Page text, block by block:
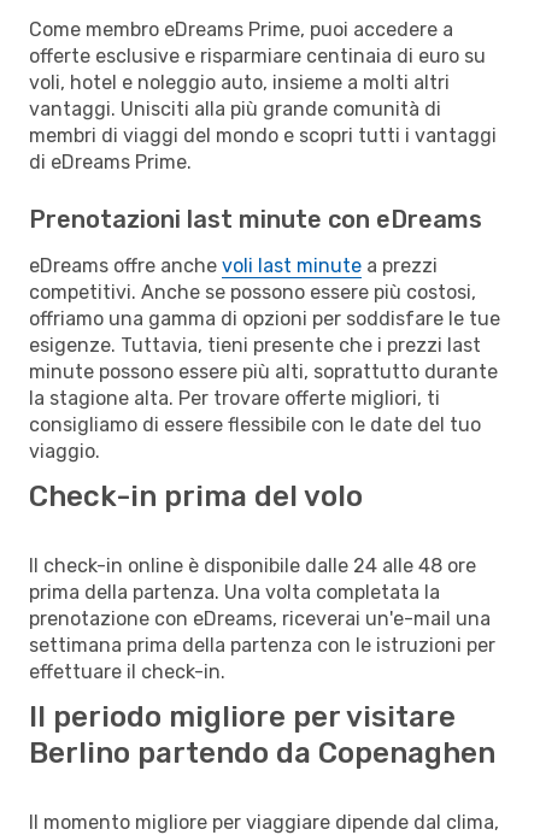
Come membro eDreams Prime, puoi accedere a
offerte esclusive e risparmiare centinaia di euro su
voli, hotel e noleggio auto, insieme a molti altri
vantaggi. Unisciti alla più grande comunità di
membri di viaggi del mondo e scopri tutti i vantaggi
di eDreams Prime.
Prenotazioni last minute con eDreams
eDreams offre anche voli last minute a prezzi
competitivi. Anche se possono essere più costosi,
offriamo una gamma di opzioni per soddisfare le tue
esigenze. Tuttavia, tieni presente che i prezzi last
minute possono essere più alti, soprattutto durante
la stagione alta. Per trovare offerte migliori, ti
consigliamo di essere flessibile con le date del tuo
viaggio.
Check-in prima del volo
Il check-in online è disponibile dalle 24 alle 48 ore
prima della partenza. Una volta completata la
prenotazione con eDreams, riceverai un'e-mail una
settimana prima della partenza con le istruzioni per
effettuare il check-in.
Il periodo migliore per visitare
Berlino partendo da Copenaghen
Il momento migliore per viaggiare dipende dal clima,